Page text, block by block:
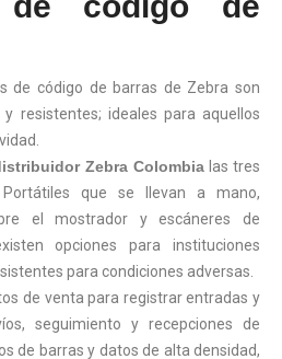
de código de barras de Zebra son
resistentes; ideales para aquellos
Zebra Colombia las tres
Portátiles que se llevan a mano,
el mostrador y escáneres de
opciones para instituciones
para condiciones adversas.
de venta para registrar entradas y
seguimiento y recepciones de
de barras y datos de alta densidad,